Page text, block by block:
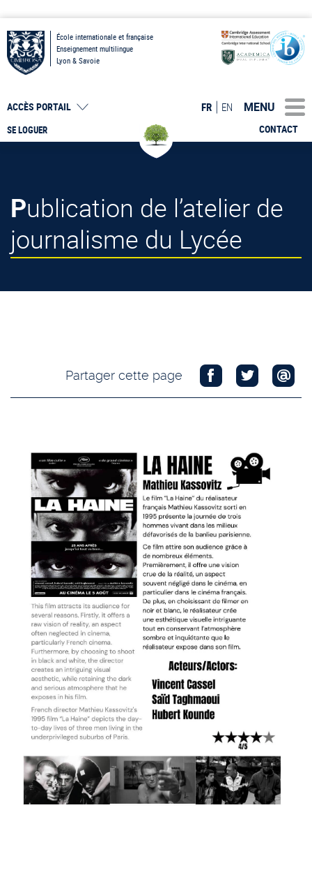
École internationale et française
Enseignement multilingue
Lyon & Savoie
SE LOGUER
ACCÈS PORTAIL
CONTACT
FR EN MENU
Publication de l’atelier de
journalisme du Lycée
Partager cette page